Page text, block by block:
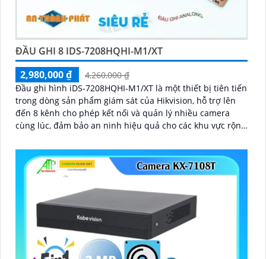
ĐẦU GHI 8 IDS-7208HQHI-M1/XT
2,980,000 ₫
4,260,000 ₫
Đầu ghi hình iDS-7208HQHI-M1/XT là một thiết bị tiên tiến
trong dòng sản phẩm giám sát của Hikvision, hỗ trợ lên
đến 8 kênh cho phép kết nối và quản lý nhiều camera
cùng lúc, đảm bảo an ninh hiệu quả cho các khu vực rộng
tiết, giúp dễ dàng nhận diện các đối tượngThiết bị thu
hình HD iDS-7208HQHI-M1/XT của iDS Technology thuộc
dòng sản phẩm DVR chất lượng cao, hỗ trợ đầu vào 8
camera HD, ghi hình 4K, chất lượng hình ảnh sắc nét.